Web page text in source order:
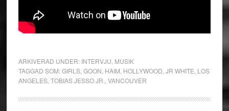
ARKIVERAD UNDER: INTERVJU MUSIK
TAGGAD SOM:GIRLS, GOON HAIM HOLLYWOOD JR WHITE LOS
ANGELES, TOBIAS JESSO JR. VANCOUVER